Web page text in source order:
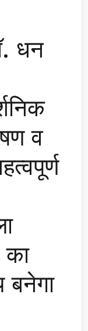
धन
व
बनेगा